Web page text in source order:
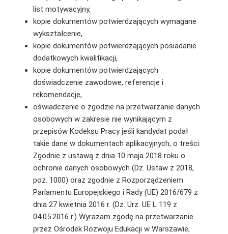
list motywacyjny,
kopie dokumentów potwierdzających wymagane
wykształcenie,
kopie dokumentów potwierdzających posiadanie
dodatkowych kwalifikacji,
kopie dokumentów potwierdzających
doświadczenie zawodowe, referencje i
rekomendacje,
oświadczenie o zgodzie na przetwarzanie danych
osobowych w zakresie nie wynikającym z
przepisów Kodeksu Pracy jeśli kandydat podał
takie dane w dokumentach aplikacyjnych, o treści:
Zgodnie z ustawą z dnia 10 maja 2018 roku o
ochronie danych osobowych (Dz. Ustaw z 2018,
poz. 1000) oraz zgodnie z Rozporządzeniem
Parlamentu Europejskiego i Rady (UE) 2016/679 z
dnia 27 kwietnia 2016 r. (Dz. Urz. UE L 119 z
04.05.2016 r.) Wyrażam zgodę na przetwarzanie
przez Ośrodek Rozwoju Edukacji w Warszawie,